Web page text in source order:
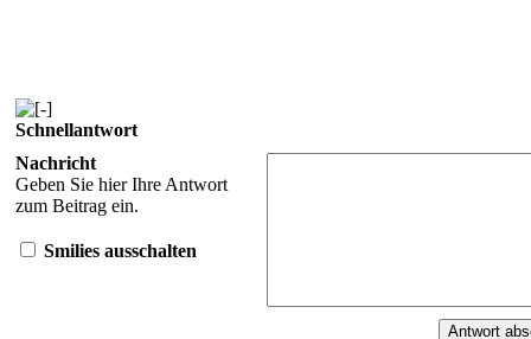
Schnellantwort
Nachricht
Geben Sie hier Ihre Antwort
zum Beitrag ein.
Smilies ausschalten